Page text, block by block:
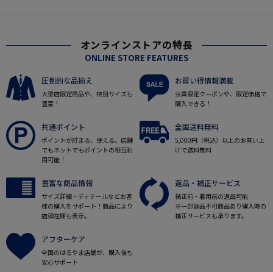
オンラインストアの特長
ONLINE STORE FEATURES
圧倒的な品揃え
大型店限定商品や、特別サイズも
豊富！
お買い得情報満載
会員限定クーポンや、限定価格で
購入できる！
共通ポイント
ポイントが貯まる、使える。店舗
でもネットでもポイントの相互利
用可能！
全国送料無料
5,000円（税込）以上のお買い上
げで送料無料
豊富な商品情報
サイズ詳細・ディテールなどお客
様の購入をサポート！商品により
店頭在庫も表示。
返品・補正サービス
補正前・着用前の返品可能
※一部返品不可商品あり購入時の
補正サービスも承ります。
アフターケア
全国のはるやま店舗が、購入後も
安心サポート